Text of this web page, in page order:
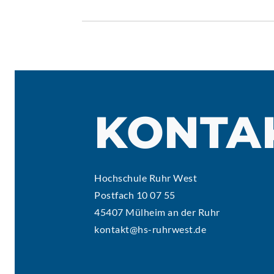
Hochschule Ruhr West
Postfach 10 07 55
45407 Mülheim an der Ruhr
kontakt@hs-ruhrwest.de